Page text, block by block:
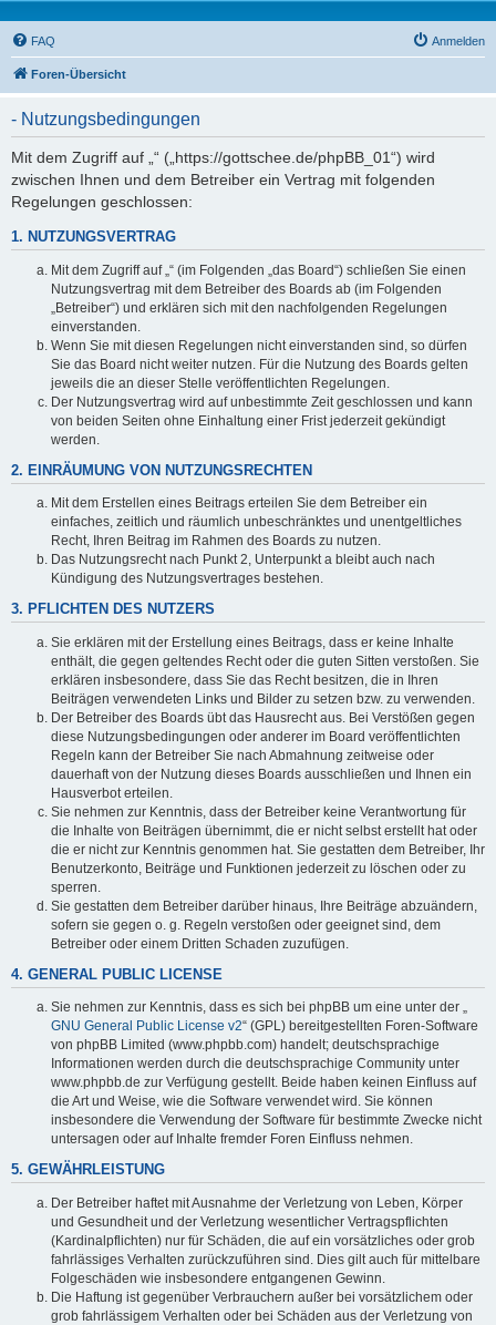
FAQ Anmelden
Foren-Übersicht
- Nutzungsbedingungen
Mit dem Zugriff auf „“ („https://gottschee.de/phpBB_01“) wird
zwischen Ihnen und dem Betreiber ein Vertrag mit folgenden
Regelungen geschlossen:
1. NUTZUNGSVERTRAG
Mit dem Zugriff auf „“ (im Folgenden „das Board“) schließen Sie einen
Nutzungsvertrag mit dem Betreiber des Boards ab (im Folgenden
„Betreiber“) und erklären sich mit den nachfolgenden Regelungen
einverstanden.
Wenn Sie mit diesen Regelungen nicht einverstanden sind, so dürfen
Sie das Board nicht weiter nutzen. Für die Nutzung des Boards gelten
jeweils die an dieser Stelle veröffentlichten Regelungen.
Der Nutzungsvertrag wird auf unbestimmte Zeit geschlossen und kann
von beiden Seiten ohne Einhaltung einer Frist jederzeit gekündigt
werden.
2. EINRÄUMUNG VON NUTZUNGSRECHTEN
Mit dem Erstellen eines Beitrags erteilen Sie dem Betreiber ein
einfaches, zeitlich und räumlich unbeschränktes und unentgeltliches
Recht, Ihren Beitrag im Rahmen des Boards zu nutzen.
Das Nutzungsrecht nach Punkt 2, Unterpunkt a bleibt auch nach
Kündigung des Nutzungsvertrages bestehen.
3. PFLICHTEN DES NUTZERS
Sie erklären mit der Erstellung eines Beitrags, dass er keine Inhalte
enthält, die gegen geltendes Recht oder die guten Sitten verstoßen. Sie
erklären insbesondere, dass Sie das Recht besitzen, die in Ihren
Beiträgen verwendeten Links und Bilder zu setzen bzw. zu verwenden.
Der Betreiber des Boards übt das Hausrecht aus. Bei Verstößen gegen
diese Nutzungsbedingungen oder anderer im Board veröffentlichten
Regeln kann der Betreiber Sie nach Abmahnung zeitweise oder
dauerhaft von der Nutzung dieses Boards ausschließen und Ihnen ein
Hausverbot erteilen.
Sie nehmen zur Kenntnis, dass der Betreiber keine Verantwortung für
die Inhalte von Beiträgen übernimmt, die er nicht selbst erstellt hat oder
die er nicht zur Kenntnis genommen hat. Sie gestatten dem Betreiber, Ihr
Benutzerkonto, Beiträge und Funktionen jederzeit zu löschen oder zu
sperren.
Sie gestatten dem Betreiber darüber hinaus, Ihre Beiträge abzuändern,
sofern sie gegen o. g. Regeln verstoßen oder geeignet sind, dem
Betreiber oder einem Dritten Schaden zuzufügen.
4. GENERAL PUBLIC LICENSE
Sie nehmen zur Kenntnis, dass es sich bei phpBB um eine unter der „
GNU General Public License v2“ (GPL) bereitgestellten Foren-Software
von phpBB Limited (www.phpbb.com) handelt; deutschsprachige
Informationen werden durch die deutschsprachige Community unter
www.phpbb.de zur Verfügung gestellt. Beide haben keinen Einfluss auf
die Art und Weise, wie die Software verwendet wird. Sie können
insbesondere die Verwendung der Software für bestimmte Zwecke nicht
untersagen oder auf Inhalte fremder Foren Einfluss nehmen.
5. GEWÄHRLEISTUNG
Der Betreiber haftet mit Ausnahme der Verletzung von Leben, Körper
und Gesundheit und der Verletzung wesentlicher Vertragspflichten
(Kardinalpflichten) nur für Schäden, die auf ein vorsätzliches oder grob
fahrlässiges Verhalten zurückzuführen sind. Dies gilt auch für mittelbare
Folgeschäden wie insbesondere entgangenen Gewinn.
Die Haftung ist gegenüber Verbrauchern außer bei vorsätzlichem oder
grob fahrlässigem Verhalten oder bei Schäden aus der Verletzung von